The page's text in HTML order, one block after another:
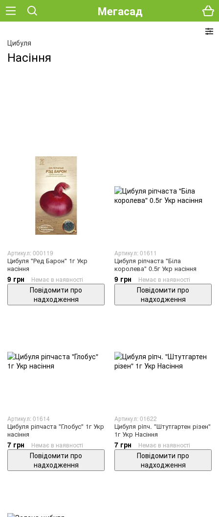
Мегасад
Цибуля
Насіння
Артикул: 000119
Цибуля "Ред Барон" 1г Укр
насіння
9 грн Немає в наявності
Повідомити про
надходження
Артикул: 01611
Цибуля ріпчаста "Біла
королева" 0.5г Укр насіння
9 грн Немає в наявності
Повідомити про
надходження
Артикул: 01614
Цибуля ріпчаста "Глобус" 1г Укр
насіння
7 грн Немає в наявності
Повідомити про
надходження
Артикул: 01622
Цибуля рiпч. "Штутгартен різен"
1г Укр Насіння
7 грн Немає в наявності
Повідомити про
надходження